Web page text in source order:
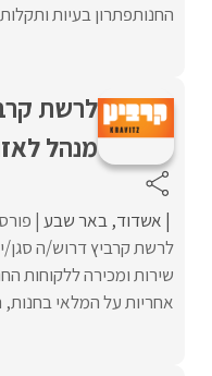
החנותפתרון בעיות
לרשת
מנהל
אשדוד באר שבע
לרשת קרביץ דרוש/ה סגן/
שירות ומכירה ללקוחות
אחריות על המלאי בחנות,